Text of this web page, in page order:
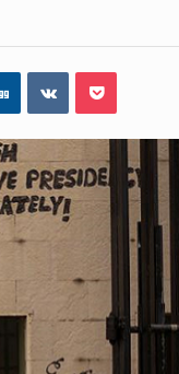
විශ්‍රාම වයස
ජනවාරි 01 සිට
ගණන ඉහළ
කරන මහ වැව"
වයස
වීරරාජ් සහ
රැකියා විරහිත